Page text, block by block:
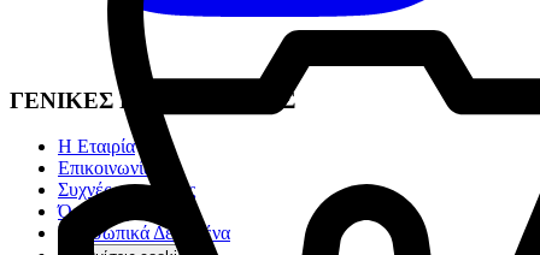
ΓΕΝΙΚΕΣ ΠΛΗΡΟΦΟΡΙΕΣ
Η Εταιρία
Επικοινωνία
Συχνές ερωτήσεις
Όροι χρήσης
Προσωπικά Δεδομένα